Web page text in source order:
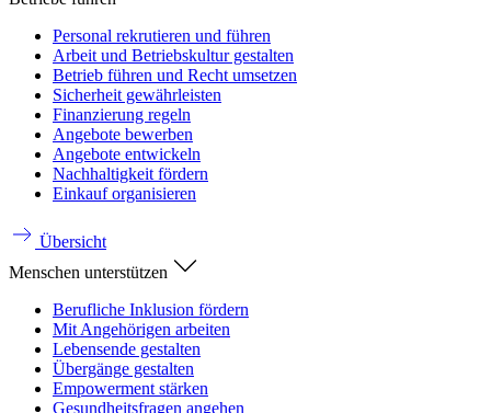
Personal rekrutieren und führen
Arbeit und Betriebskultur gestalten
Betrieb führen und Recht umsetzen
Sicherheit gewährleisten
Finanzierung regeln
Angebote bewerben
Angebote entwickeln
Nachhaltigkeit fördern
Einkauf organisieren
Übersicht
Menschen unterstützen
Berufliche Inklusion fördern
Mit Angehörigen arbeiten
Lebensende gestalten
Übergänge gestalten
Empowerment stärken
Gesundheitsfragen angehen